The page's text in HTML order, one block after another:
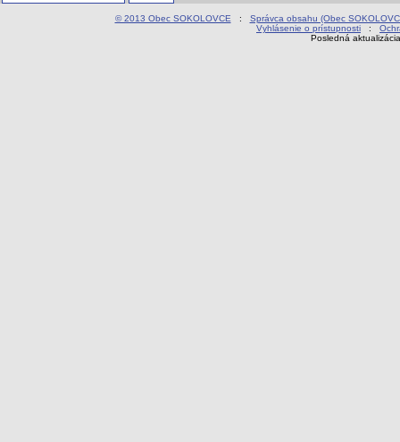
© 2013 Obec SOKOLOVCE : Správca obsahu (Obec
Vyhlásenie o prístupnosti :
Posledná